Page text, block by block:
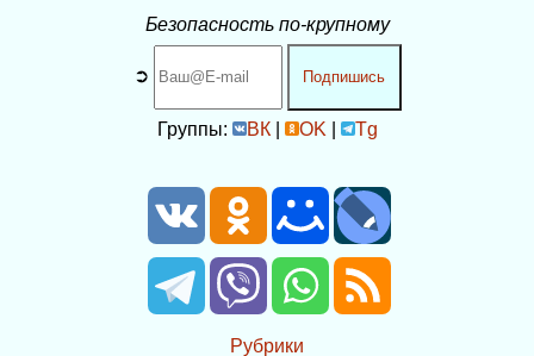
Безопасность по-крупному
➲ Подпишись
Группы: ВК| OK Tg
Рубрики